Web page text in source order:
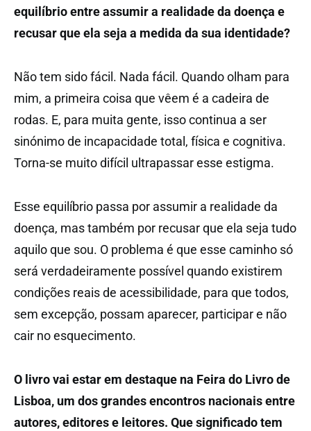
equilíbrio entre assumir a realidade da doença e
recusar que ela seja a medida da sua identidade?
Não tem sido fácil. Nada fácil. Quando olham para
mim, a primeira coisa que vêem é a cadeira de
rodas. E, para muita gente, isso continua a ser
sinónimo de incapacidade total, física e cognitiva.
Torna-se muito difícil ultrapassar esse estigma.
Esse equilíbrio passa por assumir a realidade da
doença, mas também por recusar que ela seja tudo
aquilo que sou. O problema é que esse caminho só
será verdadeiramente possível quando existirem
condições reais de acessibilidade, para que todos,
sem excepção, possam aparecer, participar e não
cair no esquecimento.
O livro vai estar em destaque na Feira do Livro de
Lisboa, um dos grandes encontros nacionais entre
autores, editores e leitores. Que significado tem